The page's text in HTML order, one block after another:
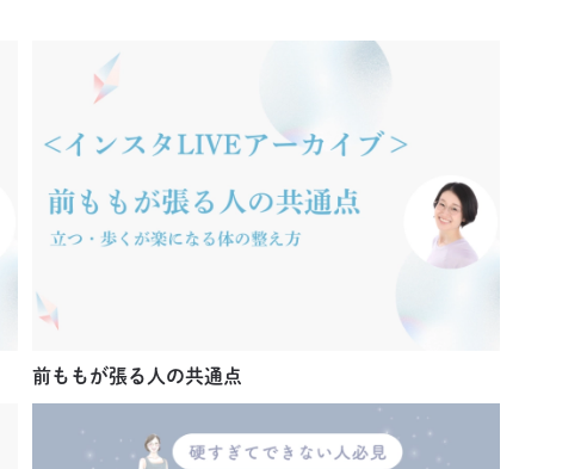
前ももが張る人の共通点